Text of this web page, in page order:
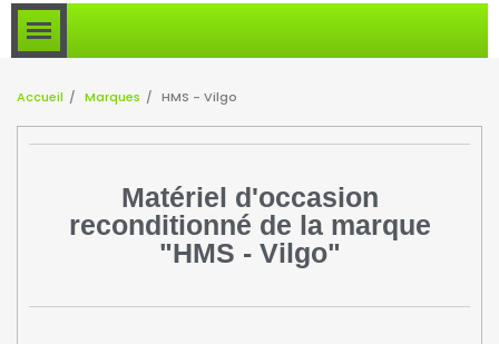
Accueil Marques HMS - Vilgo
Matériel d'occasion
reconditionné de la marque
"HMS - Vilgo"